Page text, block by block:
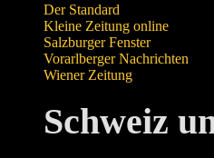
Der Standard
Kleine Zeitung online
Salzburger Fenster
Vorarlberger Nachrichten
Wiener Zeitung
Schweiz